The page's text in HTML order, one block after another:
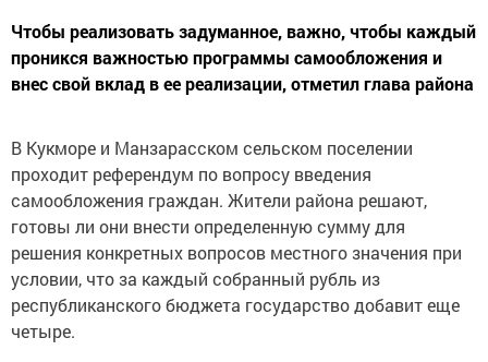
Чтобы реализовать задуманное, важно, чтобы каждый
проникся важностью программы самообложения и
внес свой вклад в ее реализации, отметил глава района
В Кукморе и Манзарасском сельском поселении
проходит референдум по вопросу введения
самообложения граждан. Жители района решают,
готовы ли они внести определенную сумму для
решения конкретных вопросов местного значения при
условии, что за каждый собранный рубль из
республиканского бюджета государство добавит еще
четыре.